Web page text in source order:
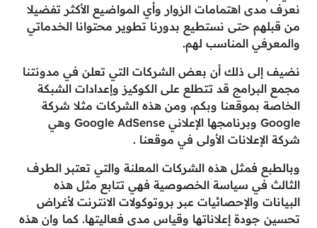
نعرف مدى اهتمامات الزوار وأي المواضيع الأكثر تفضيلا
من قبلهم حتى نستطيع بدورنا تطوير محتوانا الخدماتي
والمعرفي المناسب لهم.
نضيف إلى ذلك أن بعض الشركات التي تعلن في مدونتنا
مجمع البرامج قد تتطلع على الكوكيز وإعدادات الشبكة
الخاصة بموقعنا وبكم، ومن هذه الشركات مثلا شركة
Google وبرنامجها الإعلاني Google AdSense وهي
شركة الإعلانات الأولى في موقعنا .
وبالطبع فمثل هذه الشركات المعلنة والتي تعتبر الطرف
الثالث في سياسة الخصوصية فهي تتابع مثل هذه
البيانات والإحصائيات عبر بروتوكولات الانترنت لأغراض
تحسين جودة إعلاناتها وقياس مدى فعاليتها. كما وان هذه